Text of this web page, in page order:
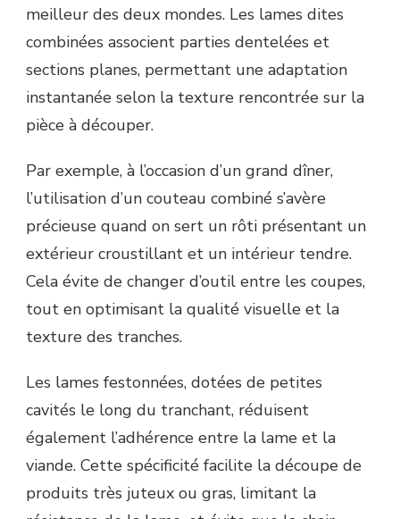
meilleur des deux mondes. Les lames dites
combinées associent parties dentelées et
sections planes, permettant une adaptation
instantanée selon la texture rencontrée sur la
pièce à découper.
Par exemple, à l’occasion d’un grand dîner,
l’utilisation d’un couteau combiné s’avère
précieuse quand on sert un rôti présentant un
extérieur croustillant et un intérieur tendre.
Cela évite de changer d’outil entre les coupes,
tout en optimisant la qualité visuelle et la
texture des tranches.
Les lames festonnées, dotées de petites
cavités le long du tranchant, réduisent
également l’adhérence entre la lame et la
viande. Cette spécificité facilite la découpe de
produits très juteux ou gras, limitant la